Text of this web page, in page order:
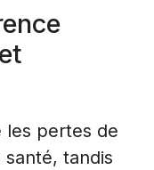
les pertes de
santé, tandis